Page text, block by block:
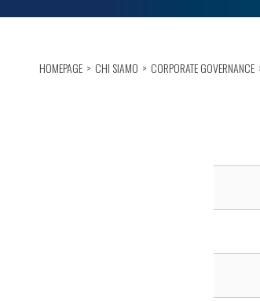
HOMEPAGE CHI SIAMO CORPORATE GOVERNANCE